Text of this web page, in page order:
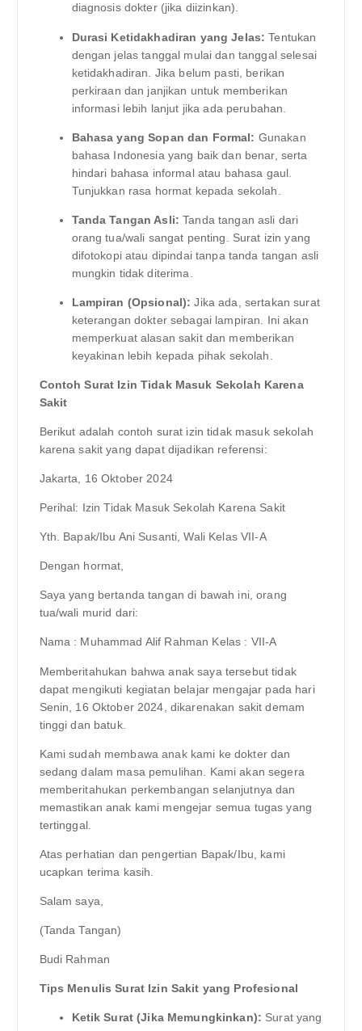
diagnosis dokter (jika diizinkan).
Durasi Ketidakhadiran yang Jelas: Tentukan
dengan jelas tanggal mulai dan tanggal selesai
ketidakhadiran. Jika belum pasti, berikan
perkiraan dan janjikan untuk memberikan
informasi lebih lanjut jika ada perubahan.
Bahasa yang Sopan dan Formal: Gunakan
bahasa Indonesia yang baik dan benar, serta
hindari bahasa informal atau bahasa gaul.
Tunjukkan rasa hormat kepada sekolah.
Tanda Tangan Asli: Tanda tangan asli dari
orang tua/wali sangat penting. Surat izin yang
difotokopi atau dipindai tanpa tanda tangan asli
mungkin tidak diterima.
Lampiran (Opsional): Jika ada, sertakan surat
keterangan dokter sebagai lampiran. Ini akan
memperkuat alasan sakit dan memberikan
keyakinan lebih kepada pihak sekolah.
Contoh Surat Izin Tidak Masuk Sekolah Karena
Sakit
Berikut adalah contoh surat izin tidak masuk sekolah
karena sakit yang dapat dijadikan referensi:
Jakarta, 16 Oktober 2024
Perihal: Izin Tidak Masuk Sekolah Karena Sakit
Yth. Bapak/Ibu Ani Susanti, Wali Kelas VII-A
Dengan hormat,
Saya yang bertanda tangan di bawah ini, orang
tua/wali murid dari:
Nama : Muhammad Alif Rahman Kelas : VII-A
Memberitahukan bahwa anak saya tersebut tidak
dapat mengikuti kegiatan belajar mengajar pada hari
Senin, 16 Oktober 2024, dikarenakan sakit demam
tinggi dan batuk.
Kami sudah membawa anak kami ke dokter dan
sedang dalam masa pemulihan. Kami akan segera
memberitahukan perkembangan selanjutnya dan
memastikan anak kami mengejar semua tugas yang
tertinggal.
Atas perhatian dan pengertian Bapak/Ibu, kami
ucapkan terima kasih.
Salam saya,
(Tanda Tangan)
Budi Rahman
Tips Menulis Surat Izin Sakit yang Profesional
Ketik Surat (Jika Memungkinkan): Surat yang